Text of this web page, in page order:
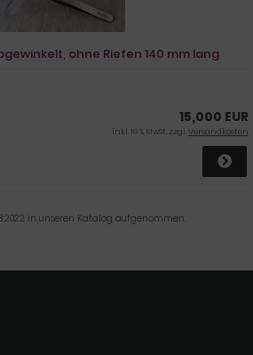
ohne Riefen 140 mm lang
15,000 EUR
inkl. 19 % MwSt. zzgl.Versandkosten
in unseren Katalog aufgenommen.